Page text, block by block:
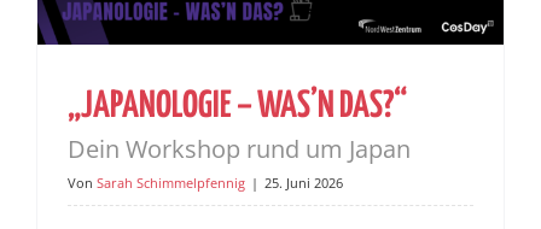
„JAPANOLOGIE – WAS’N DAS?“
Dein Workshop rund um Japan
Von Sarah Schimmelpfennig | 25. Juni 2026